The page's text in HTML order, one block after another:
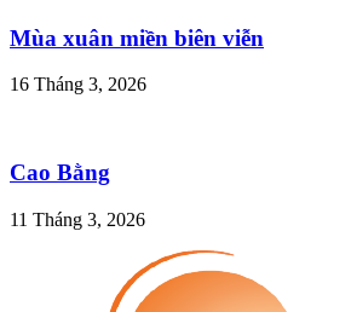
Mùa xuân miền biên viễn
16 Tháng 3, 2026
Cao Bằng
11 Tháng 3, 2026